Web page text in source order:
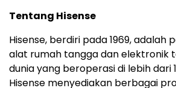
Tentang Hisense
Hisense, berdiri pada 1969, adalah
alat rumah tangga dan elektronik
dunia yang beroperasi di lebih dari
Hisense menyediakan berbagai